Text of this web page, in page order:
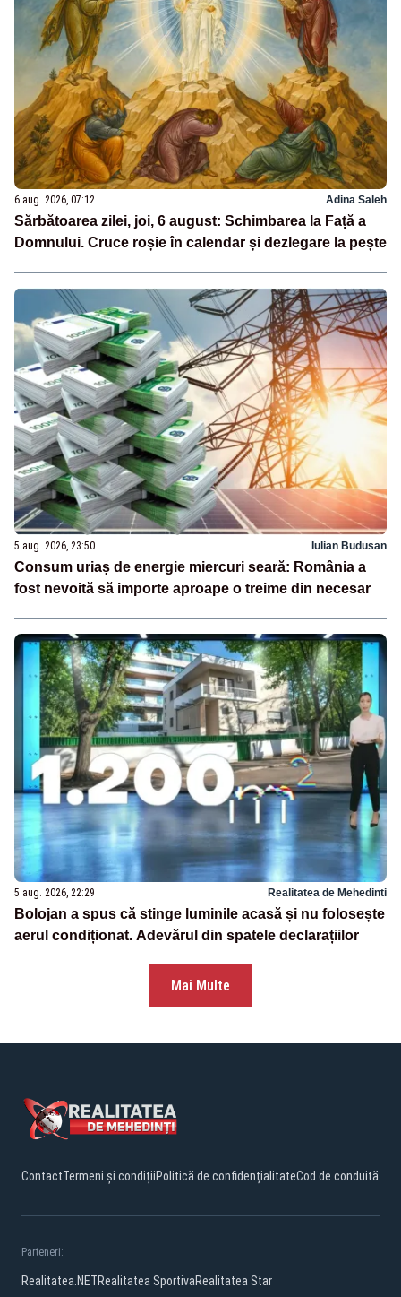
6 aug. 2026, 07:12 Adina Saleh
Sărbătoarea zilei, joi, 6 august: Schimbarea la Față a
Domnului. Cruce roșie în calendar și dezlegare la pește
5 aug. 2026, 23:50 Iulian Budusan
Consum uriaș de energie miercuri seară: România a
fost nevoită să importe aproape o treime din necesar
5 aug. 2026, 22:29 Realitatea de Mehedinti
Bolojan a spus că stinge luminile acasă și nu folosește
aerul condiționat. Adevărul din spatele declarațiilor
Mai Multe
ContactTermeni și condițiiPolitică de confidențialitateCod de conduită
Parteneri:
Realitatea.NETRealitatea SportivaRealitatea Star